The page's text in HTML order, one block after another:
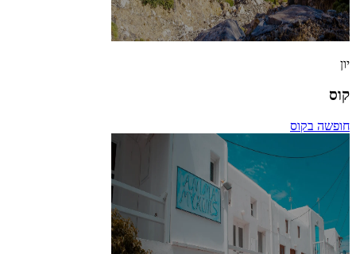
יון
קוס
חופשה בקוס